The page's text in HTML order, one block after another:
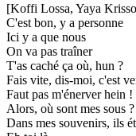
[Koffi Lossa, Yaya
C'est bon, y a personne
Ici y a que nous
On va pas traîner
T'as caché ça où, hun ?
Fais vite, dis-moi, c'est
Faut pas m'énerver hein !
Alors, où sont mes sous ?
Dans mes souvenirs, ils